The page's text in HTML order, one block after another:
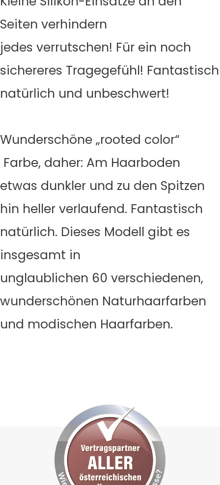
Seiten verhindern
jedes verrutschen! Für ein noch
sichereres Tragegefühl! Fantastisch
natürlich und unbeschwert!
Wunderschöne „rooted color“
Farbe, daher: Am Haarboden
etwas dunkler und zu den Spitzen
hin heller verlaufend. Fantastisch
natürlich. Dieses Modell gibt es
insgesamt in
unglaublichen 60 verschiedenen,
wunderschönen Naturhaarfarben
und modischen Haarfarben.